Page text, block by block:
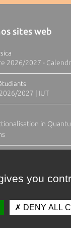
sites web
2026/2027 -
2027 | IUT
in
you
DENY ALL